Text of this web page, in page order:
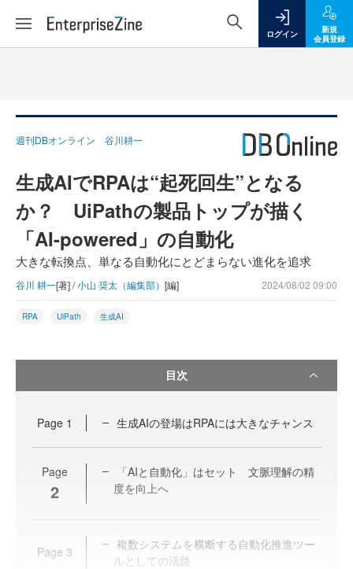
ログイン
新規
会員登録
週刊DBオンライン 谷川耕一
生成AIでRPAは“起死回生”となる
か？ UiPathの製品トップが描く
「AI-powered」の自動化
大きな転換点、単なる自動化にとどまらない進化を追求
谷川 耕一[著] /小山 奨太（編集部） [編] 2024/08/02 09:00
RPA UiPath 生成AI
目次
Page 1 生成AIの登場はRPAには大きなチャンス
Page
2
「AIと自動化」はセット 文脈理解の精
度を向上へ
Page 3
複数システムを横断する自動化推進ツー
ルとしての活路